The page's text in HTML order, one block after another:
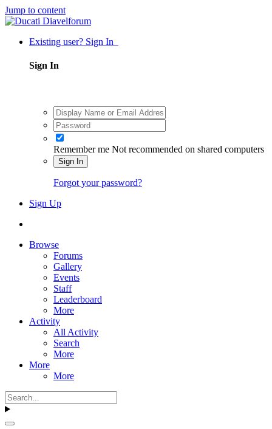
Jump to content
Existing user? Sign In
Sign In
Remember me Not recommended on shared computers
Sign In
Forgot your password?
Sign Up
Browse
Forums
Gallery
Events
Staff
Leaderboard
More
Activity
All Activity
Search
More
More
More